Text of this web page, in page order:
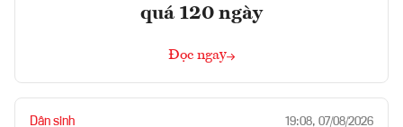
quá 120 ngày
Đọc ngay
Dân sinh 19:08, 07/08/2026